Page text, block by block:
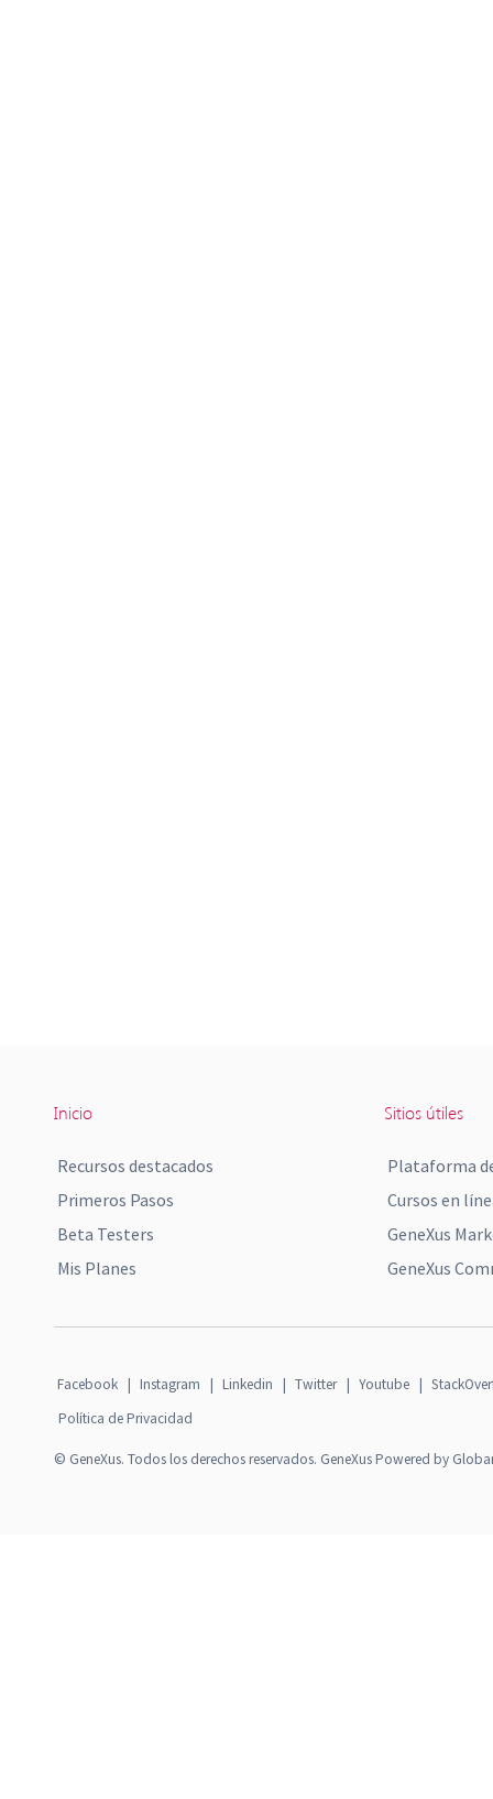
Inicio
Recursos destacados
Primeros Pasos
Beta Testers
Mis Planes
Sitios útiles
Plataforma
Cursos en
GeneXus
GeneXus
Facebook | Instagram | Linkedin | Twitter | Youtube |
Política de Privacidad
© GeneXus. Todos los derechos reservados. GeneXus Powered by